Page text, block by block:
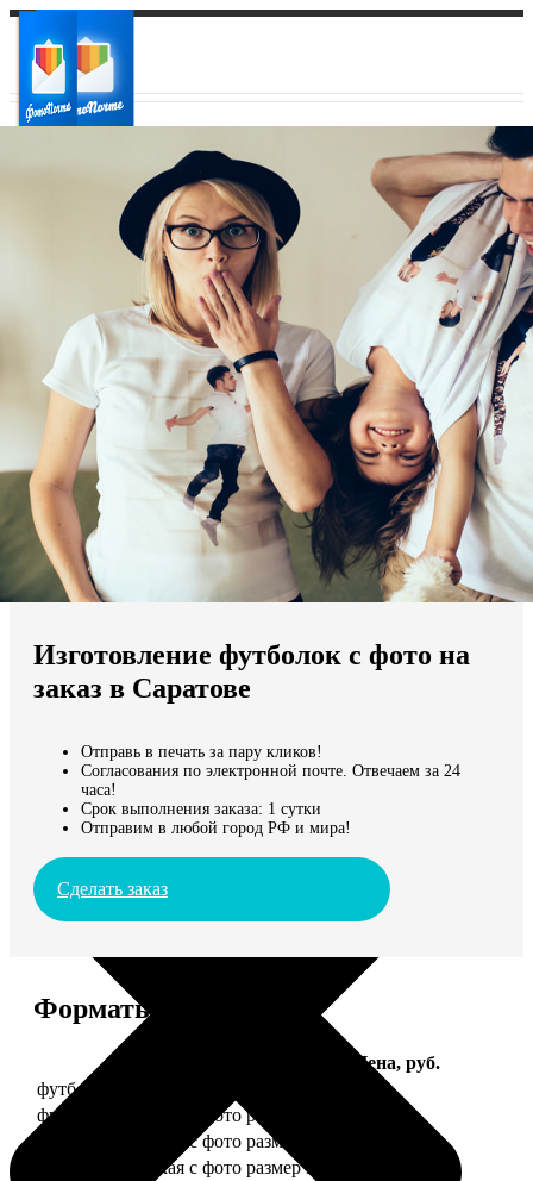
Ваш регион доставки
Выберите из списка:
Мы доставляем по всему миру
Продолжить без города
Изготовление футболок с фото на
заказ в Саратове
Отправь в печать за пару кликов!
Согласования по электронной почте. Отвечаем за 24
часа!
Срок выполнения заказа: 1 сутки
Отправим в любой город РФ и мира!
Сделать заказ
Форматы и цены
Цена, руб.
футболка женская с фото размер S
1490
футболка женская с фото размер M
футболка женская с фото размер L
футболка женская с фото размер XL